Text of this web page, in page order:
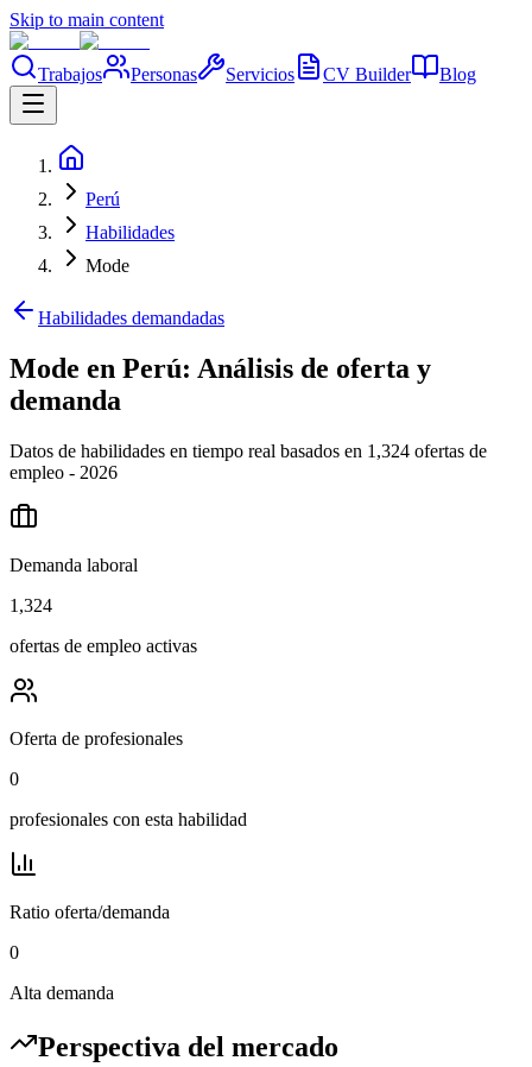
Skip to main content
Trabajos Personas Servicios CV Builder Blog
Perú
Habilidades
Mode
Habilidades demandadas
Mode en Perú: Análisis de oferta y
demanda
Datos de habilidades en tiempo real basados en 1,324 ofertas de
empleo - 2026
Demanda laboral
1,324
ofertas de empleo activas
Oferta de profesionales
0
profesionales con esta habilidad
Ratio oferta/demanda
0
Alta demanda
Perspectiva del mercado